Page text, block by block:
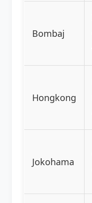
Bombaj
Hongkong
Jokohama